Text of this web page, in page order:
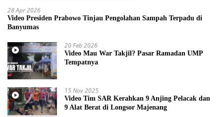
28 Apr 2026
Video Presiden Prabowo Tinjau Pengolahan Sampah Terpadu di
Banyumas
20 Feb 2026
Video Mau War Takjil? Pasar Ramadan UMP
Tempatnya
15 Nov 2025
Video Tim SAR Kerahkan 9 Anjing Pelacak dan
9 Alat Berat di Longsor Majenang